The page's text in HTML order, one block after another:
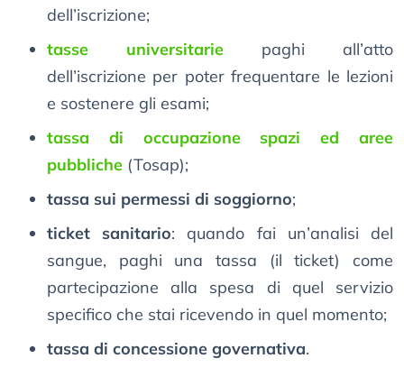
dell’iscrizione;
tasse universitarie paghi all’atto
dell’iscrizione per poter frequentare le lezioni
e sostenere gli esami;
tassa di occupazione spazi ed aree
pubbliche (Tosap);
tassa sui permessi di soggiorno;
ticket sanitario: quando fai un’analisi del
sangue, paghi una tassa (il ticket) come
partecipazione alla spesa di quel servizio
specifico che stai ricevendo in quel momento;
tassa di concessione governativa.